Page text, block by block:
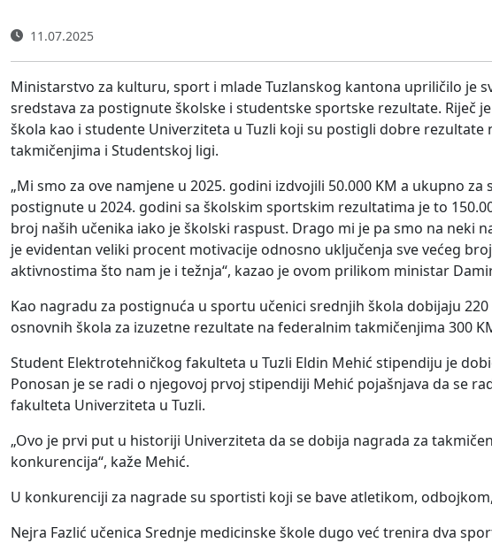
11.07.2025
Ministarstvo za kulturu, sport i mlade Tuzlanskog kantona upriličilo je
sredstava za postignute školske i studentske sportske rezultate. Riječ
škola kao i studente Univerziteta u Tuzli koji su postigli dobre
takmičenjima i Studentskoj ligi.
„Mi smo za ove namjene u 2025. godini izdvojili 50.000 KM a ukupno
postignute u 2024. godini sa školskim sportskim rezultatima je to
broj naših učenika iako je školski raspust. Drago mi je pa smo na neki
je evidentan veliki procent motivacije odnosno uključenja sve većeg
aktivnostima što nam je i težnja“, kazao je ovom prilikom ministar
Kao nagradu za postignuća u sportu učenici srednjih škola dobijaju
osnovnih škola za izuzetne rezultate na federalnim takmičenjima 300
Student Elektrotehničkog fakulteta u Tuzli Eldin Mehić stipendiju je
Ponosan je se radi o njegovoj prvoj stipendiji Mehić pojašnjava da se
fakulteta Univerziteta u Tuzli.
„Ovo je prvi put u historiji Univerziteta da se dobija nagrada za
konkurencija“, kaže Mehić.
U konkurenciji za nagrade su sportisti koji se bave atletikom,
Nejra Fazlić učenica Srednje medicinske škole dugo već trenira dva